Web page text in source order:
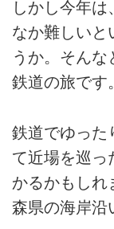
しかし今年
なか難しいと
うか。そん
鉄道の旅です。
鉄道でゆった
て近場を巡っ
かるかもしれ
森県の海岸沿